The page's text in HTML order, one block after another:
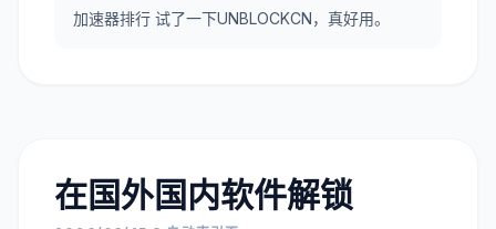
加速器排行 试了一下UNBLOCKCN，真好用。
在国外国内软件解锁